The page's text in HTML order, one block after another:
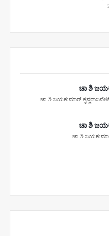
ಚಾ ಶಿ
ಚಾ ಶಿ ಜಯಕುಮಾರ್
ಚಾ ಶಿ
ಚಾ ಶಿ